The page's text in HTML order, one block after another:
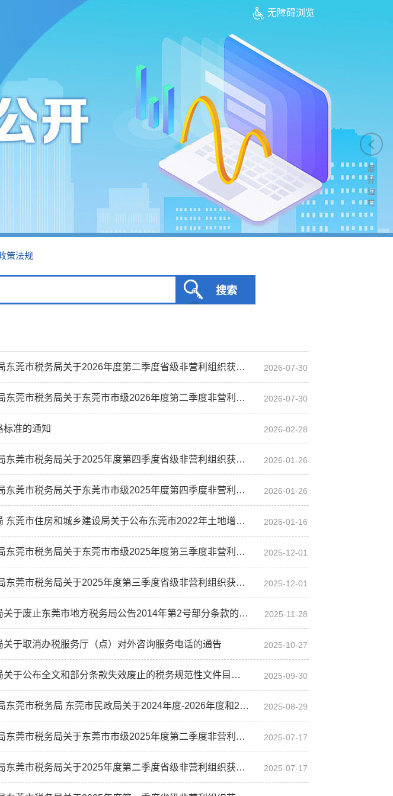
无障碍浏览
策法规
务局关于2026年度第二季度省级非营利组织获得免税资格单位名单的公告 2026-07-30
局关于东莞市市级2026年度第二季度非营利组织免税资格单位名单的通知 2026-07-30
标准的通知 2026-02-28
东莞市税务局关于2025年度第四季度省级非营利组织获得免税资格单位名单的公告 2026-01-26
东莞市税务局关于东莞市市级2025年度第四季度非营利 组织免税资格单位名单的通知
2026-01-26
东莞市住房和城乡建设局关于公布东莞市2022年土地增值税工程造价扣除标准的通告 2026-01-16
东莞市税务局关于东莞市市级2025年度第三季度非营利 组织免税资格单位名单的通知
2025-12-01
东莞市税务局关于2025年度第三季度省级非营利组织获得免税资格单位名单的公告 2025-12-01
于废止东莞市地方税务局公告2014年第2号部分条款的公告 2025-11-28
关于取消办税服务厅（点）对外咨询服务电话的通告 2025-10-27
公布全文和部分条款失效废止的税务规范性文件目录的公告 2025-09-30
政局关于2024年度-2026年度和2025年度-2027年度东莞市社会组织公益性捐赠税前扣除资格名单的公告 2025-08-29
局关于东莞市市级2025年度第二季度非营利组织免税资格单位名单的通知 2025-07-17
务局关于2025年度第二季度省级非营利组织获得免税资格单位名单的公告 2025-07-17
展
开
边
栏